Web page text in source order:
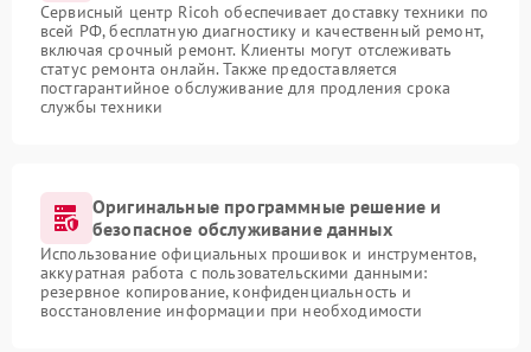
Сервисный центр Ricoh обеспечивает доставку техники по
всей РФ, бесплатную диагностику и качественный ремонт,
включая срочный ремонт. Клиенты могут отслеживать
статус ремонта онлайн. Также предоставляется
постгарантийное обслуживание для продления срока
службы техники
Оригинальные программные решение и
безопасное обслуживание данных
Использование официальных прошивок и инструментов,
аккуратная работа с пользовательскими данными:
резервное копирование, конфиденциальность и
восстановление информации при необходимости